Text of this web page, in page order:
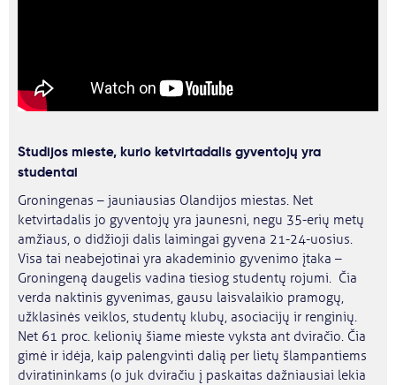
Studijos mieste, kurio ketvirtadalis gyventojų yra
studentai
Groningenas – jauniausias Olandijos miestas. Net
ketvirtadalis jo gyventojų yra jaunesni, negu 35-erių metų
amžiaus, o didžioji dalis laimingai gyvena 21-24-uosius.
Visa tai neabejotinai yra akademinio gyvenimo įtaka –
Groningeną daugelis vadina tiesiog studentų rojumi. Čia
verda naktinis gyvenimas, gausu laisvalaikio pramogų,
užklasinės veiklos, studentų klubų, asociacijų ir renginių.
Net 61 proc. kelionių šiame mieste vyksta ant dviračio. Čia
gimė ir idėja, kaip palengvinti dalią per lietų šlampantiems
dviratininkams (o juk dviračiu į paskaitas dažniausiai lekia